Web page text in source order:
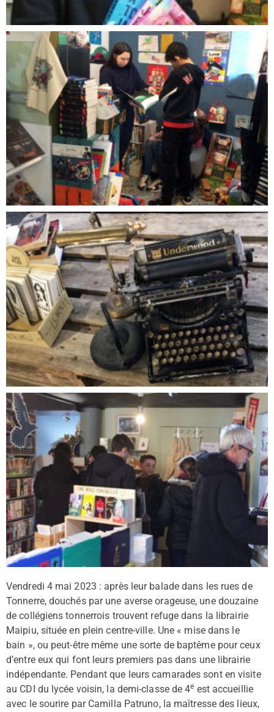
Vendredi 4 mai 2023 : après leur balade dans les rues de
Tonnerre, douchés par une averse orageuse, une douzaine
de collégiens tonnerrois trouvent refuge dans la librairie
Maipiu, située en plein centre-ville. Une « mise dans le
bain », ou peut-être même une sorte de baptême pour ceux
d’entre eux qui font leurs premiers pas dans une librairie
indépendante. Pendant que leurs camarades sont en visite
au CDI du lycée voisin, la demi-classe de 4e est accueillie
avec le sourire par Camilla Patruno, la maîtresse des lieux,